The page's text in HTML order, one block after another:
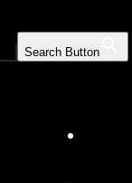
Search Button